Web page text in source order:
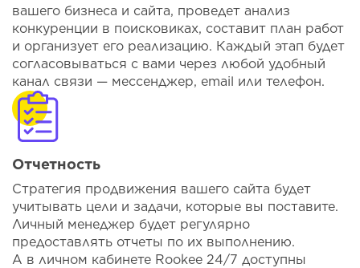
вашего бизнеса и сайта, проведет анализ
конкуренции в поисковиках, составит план работ
и организует его реализацию. Каждый этап будет
согласовываться с вами через любой удобный
канал связи — мессенджер, email или телефон.
Отчетность
Стратегия продвижения вашего сайта будет
учитывать цели и задачи, которые вы поставите.
Личный менеджер будет регулярно
предоставлять отчеты по их выполнению.
А в личном кабинете Rookee 24/7 доступны